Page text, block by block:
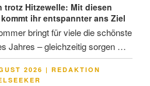
trotz Hitzewelle: Mit diesen
ihr entspannter ans Ziel
bringt für viele die schönste
Jahres – gleichzeitig sorgen …
2026 | REDAKTION